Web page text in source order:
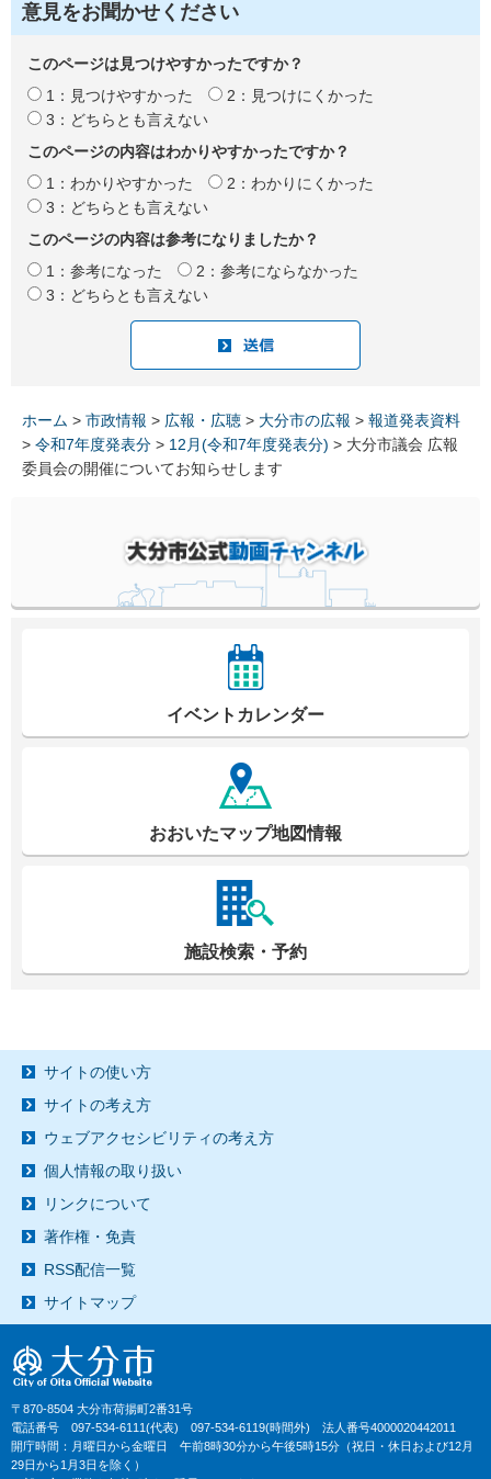
意見をお聞かせください
このページは見つけやすかったですか？
1：見つけやすかった
2：見つけにくかった
3：どちらとも言えない
このページの内容はわかりやすかったですか？
1：わかりやすかった
2：わかりにくかった
3：どちらとも言えない
このページの内容は参考になりましたか？
1：参考になった
2：参考にならなかった
3：どちらとも言えない
ホーム > 市政情報 > 広報・広聴 > 大分市の広報 > 報道発表資料
> 令和7年度発表分 > 12月(令和7年度発表分) > 大分市議会 広報
委員会の開催についてお知らせします
イベントカレンダー
おおいたマップ地図情報
施設検索・予約
サイトの使い方
サイトの考え方
ウェブアクセシビリティの考え方
個人情報の取り扱い
リンクについて
著作権・免責
RSS配信一覧
サイトマップ
〒870-8504 大分市荷揚町2番31号
電話番号 097-534-6111(代表) 097-534-6119(時間外) 法人番号4000020442011
開庁時間：月曜日から金曜日 午前8時30分から午後5時15分（祝日・休日および12月
29日から1月3日を除く）